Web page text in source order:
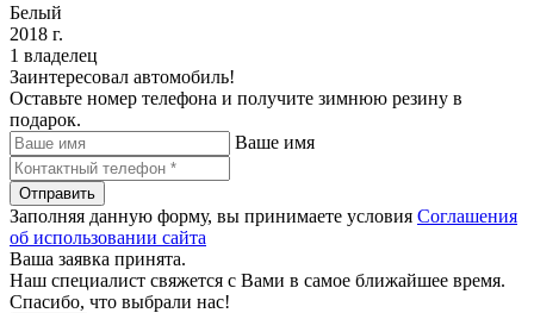
Белый
2018 г.
1 владелец
Заинтересовал автомобиль!
Оставьте номер телефона и получите зимнюю резину в
подарок.
Ваше имя
Отправить
Заполняя данную форму, вы принимаете условия Соглашения
об использовании сайта
Ваша заявка принята.
Наш специалист свяжется с Вами в самое ближайшее время.
Спасибо, что выбрали нас!